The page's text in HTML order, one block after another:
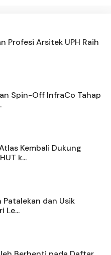
Profesi Arsitek UPH Raih
Spin-Off InfraCo Tahap
Kembali Dukung
k...
dan Usik
Le...